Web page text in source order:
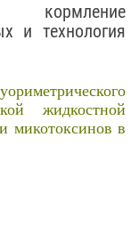
и технология
жидкостной
микотоксинов в